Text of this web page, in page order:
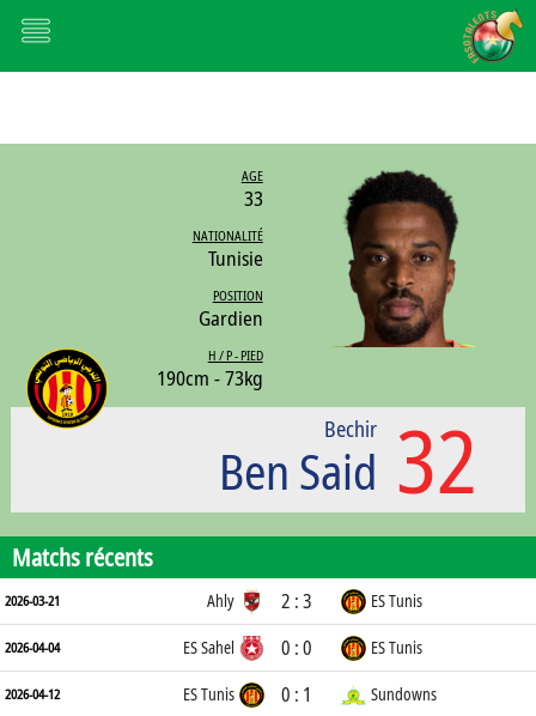
AGE
33
NATIONALITÉ
Tunisie
POSITION
Gardien
H / P - PIED
190cm - 73kg
32
Bechir
Ben Said
Matchs récents
2026-03-21 Ahly 2 : 3 ES Tunis
2026-04-04 ES Sahel 0 : 0 ES Tunis
2026-04-12 ES Tunis 0 : 1 Sundowns